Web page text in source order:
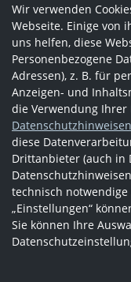
Wir verwenden
Webseite. Einige von
uns helfen, diese
Personenbezogene
Adressen), z. B. für
Anzeigen- und
die Verwendung
Datenschutzhinweisen
diese
Drittanbieter (auch in
technisch
„Einstellungen“
Sie können Ihre